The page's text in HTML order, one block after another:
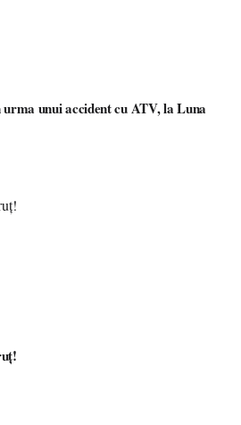
unui accident cu ATV, la Luna